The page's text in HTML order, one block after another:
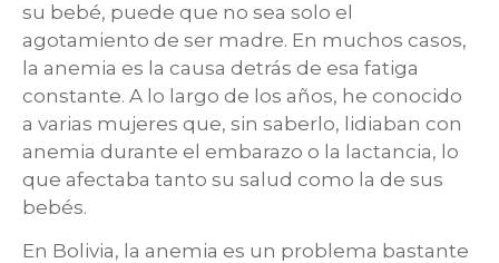
su bebé, puede que no sea solo el
agotamiento de ser madre. En muchos casos,
la anemia es la causa detrás de esa fatiga
constante. A lo largo de los años, he conocido
a varias mujeres que, sin saberlo, lidiaban con
anemia durante el embarazo o la lactancia, lo
que afectaba tanto su salud como la de sus
bebés.
En Bolivia, la anemia es un problema bastante